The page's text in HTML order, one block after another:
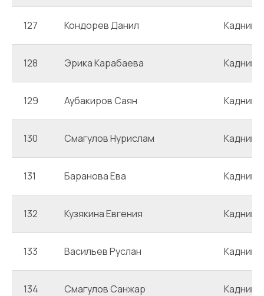
127 Кондорев Данил
128 Эрика Карабаева
129 Аубакиров Саян
130 Смагулов Нурислам
131 Баранова Ева
132 Кузякина Евгения
133 Васильев Руслан
134 Смагулов Санжар